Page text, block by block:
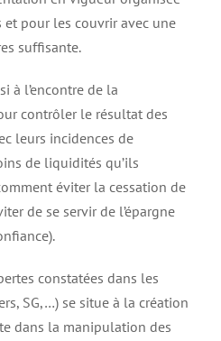
pour les couvrir avec une
suffisante.
à l’encontre de la
contrôler le résultat des
leurs incidences de
de liquidités qu’ils
éviter la cessation de
de se servir de l’épargne
constatées dans les
SG,…) se situe à la création
dans la manipulation des